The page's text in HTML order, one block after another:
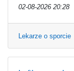
02-08-2026 20:28
Lekarze o sporcie